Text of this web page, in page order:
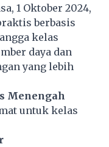
1 Oktober 2024,
berbasis
kelas
daya dan
yang lebih
Menengah
untuk kelas